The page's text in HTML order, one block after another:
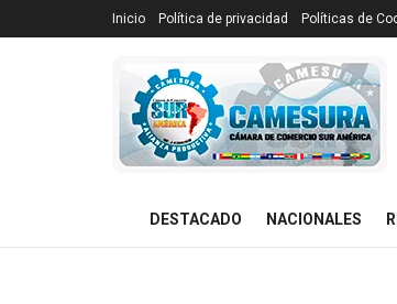
Inicio Política de privacidad Políticas de
DESTACADO NACIONALES